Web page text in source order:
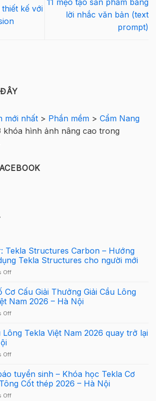
kế với
11 mẹo tạo sản phẩm bằng
lời nhắc văn bản (text
prompt)
mới nhất > Phần mềm > Cẩm Nang
khóa hình ảnh nâng cao trong
Tekla Structures Carbon – Hướng
Tekla Structures cho người mới
Offon
Tekla
Structures
Carbon
–
dẫn
cho
người
Cơ Cấu Giải Thưởng Giải Cầu Lông
Nam 2026 – Hà Nội
Offon
Bố
Cơ
Giải
Giải
Cầu
Lông
Lông Tekla Việt Nam 2026 quay trở lại
Offon
Cầu
Lông
Tekla
Việt
tuyển sinh – Khóa học Tekla Cơ
Cốt thép 2026 – Hà Nội
Offon